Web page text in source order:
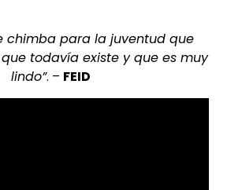
chimba para la juventud que
todavía existe y que es muy
lindo”. – FEID